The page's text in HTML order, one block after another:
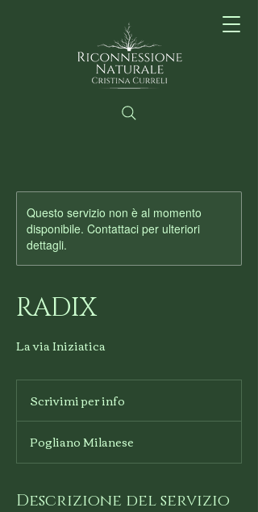
Questo servizio non è al momento
disponibile. Contattaci per ulteriori
dettagli.
RADIX
La via Iniziatica
Scrivimi per info
Pogliano Milanese
Descrizione del servizio